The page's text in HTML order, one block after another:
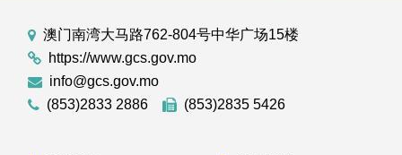
澳门南湾大马路762-804号中华广场15楼
https://www.gcs.gov.mo
info@gcs.gov.mo
(853)2833 2886
(853)2835 5426